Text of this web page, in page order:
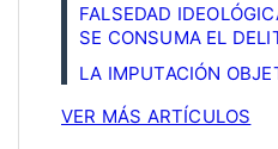
FALSEDAD
SE CONSUMA EL
LA IMPUTACIÓN
VER MÁS ARTÍCULOS